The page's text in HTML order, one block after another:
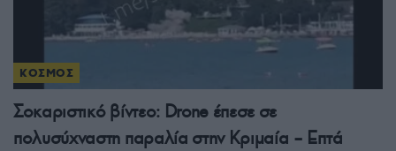
ΚΟΣΜΟΣ
Σοκαριστικό βίντεο: Drone έπεσε σε
πολυσύχναστη παραλία στην Κριμαία – Επτά